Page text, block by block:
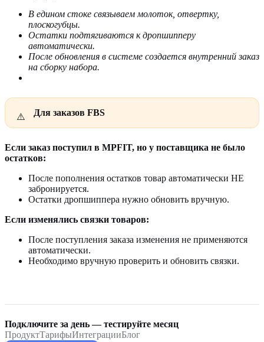
В едином стоке связываем молоток, отвертку,
плоскогубцы.
Остатки подтягиваются к дропшипперу
автоматически.
После обновления в системе создается внутренний заказ
на сборку набора.
Для заказов FBS
Если заказ поступил в MPFIT, но у поставщика не было
остатков:
После пополнения остатков товар автоматически НЕ
забронируется.
Остатки дропшиппера нужно обновить вручную.
Если изменялись связки товаров:
После поступления заказа изменения не применяются
автоматически.
Необходимо вручную проверить и обновить связки.
Подключите за день — тестируйте месяц
ПродуктТарифыИнтеграцииБлог